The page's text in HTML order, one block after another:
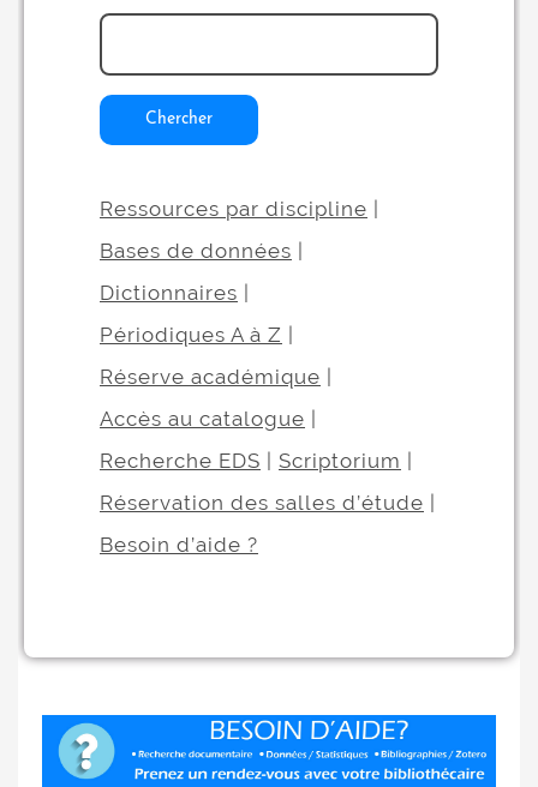
Chercher
Ressources par discipline
Bases de données
Dictionnaires
Périodiques A à Z
Réserve académique
Accès au catalogue
Recherche EDS
Scriptorium
Réservation des salles d’étude
Besoin d’aide ?